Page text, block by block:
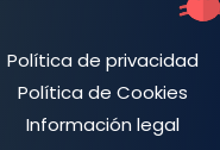
Política de privacidad
Política de Cookies
Información legal